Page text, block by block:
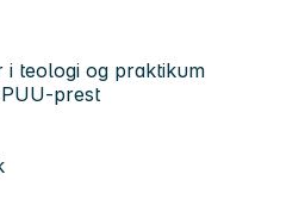
i teologi og praktikum
prest